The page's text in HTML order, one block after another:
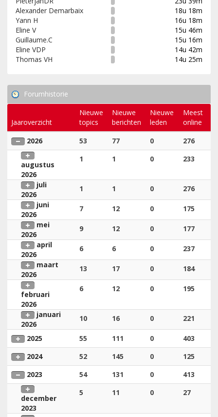
Alexander Demarbaix
18u 18m
Yann H
16u 18m
Eline V
15u 46m
Guillaume.C
15u 16m
Eline VDP
14u 42m
Thomas VH
14u 25m
Forumhistorie
Jaaroverzicht
Nieuwe
topics
Nieuwe
berichten
Nieuwe
leden
Meest
online
2026
53 77 0 276
augustus
2026
1 1 0 233
juli
2026
1 1 0
276
juni
2026
7 12 0
175
mei
2026
9 12 0
177
april
2026
6 6 0
237
maart
2026
13 17 0 184
februari
2026
6 12 0 195
januari
2026
10 16 0 221
2025 55 111 0
403
2024
52 145 0
125
2023
54 131 0 413
december
2023
5 11 0 27